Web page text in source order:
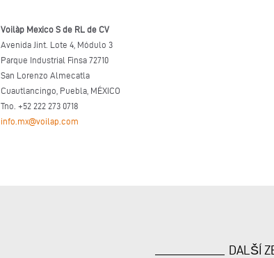
Voilàp Mexico S de RL de CV
Avenida Jint. Lote 4, Módulo 3
Parque Industrial Finsa 72710
San Lorenzo Almecatla
Cuautlancingo, Puebla, MÉXICO
Tno. +52 222 273 0718
info.mx@voilap.com
DALŠÍ